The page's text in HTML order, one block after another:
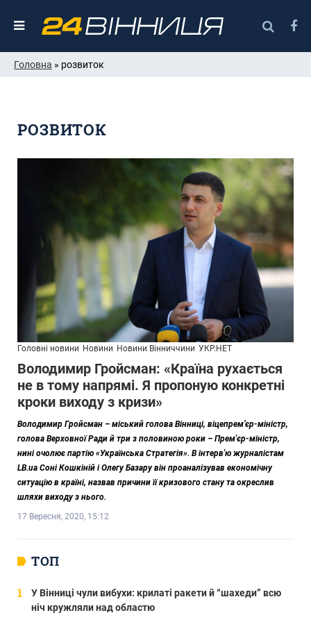
Головна » розвиток
РОЗВИТОК
Головні новини Новини Новини Вінниччини УКР.НЕТ
Володимир Гройсман: «Країна рухається
не в тому напрямі. Я пропоную конкретні
кроки виходу з кризи»
Володимир Гройсман – міський голова Вінниці, віцепрем’єр-міністр,
голова Верховної Ради й три з половиною роки – Прем'єр-міністр,
нині очолює партію «Українська Стратегія». В інтерв'ю журналістам
LB.ua Соні Кошкіній і Олегу Базару він проаналізував економічну
ситуацію в країні, назвав причини її кризового стану та окреслив
шляхи виходу з нього.
17 Вересня, 2020, 15:12
ТОП
У Вінниці чули вибухи: крилаті ракети й “шахеди” всю
ніч кружляли над областю